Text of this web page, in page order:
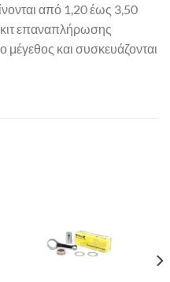
από 1,20 έως 3,50
επαναπλήρωσης
μέγεθος και συσκευάζονται